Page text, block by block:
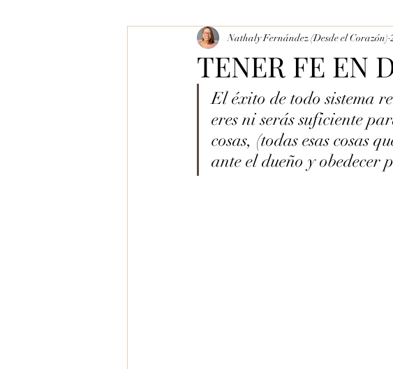
TENER FE EN
Nathaly Fernández (Desde el Corazón)
El éxito de todo sistema
eres ni serás suficiente
cosas, (todas esas cosas
ante el dueño y obedecer